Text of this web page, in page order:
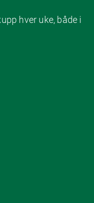
hver uke, både i